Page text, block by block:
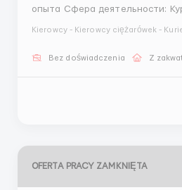
опыта Сфера деятельности: Курьерская доставка
Способ доставки: На велосипеде
удобный вам! Мы предлагаем: — Достойный уровень
Kierowcy - Kierowcy ciężarówek -
Bez doświadczenia Z
OFERTA PRACY ZAMKNIĘTA